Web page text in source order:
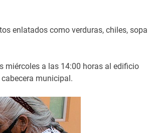
enlatados como verduras, chiles, sopa
miércoles a las 14:00 horas al edificio
municipal.